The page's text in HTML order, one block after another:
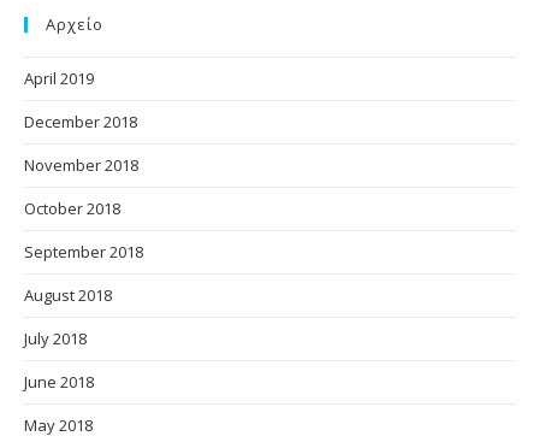
Αρχείο
April 2019
December 2018
November 2018
October 2018
September 2018
August 2018
July 2018
June 2018
May 2018